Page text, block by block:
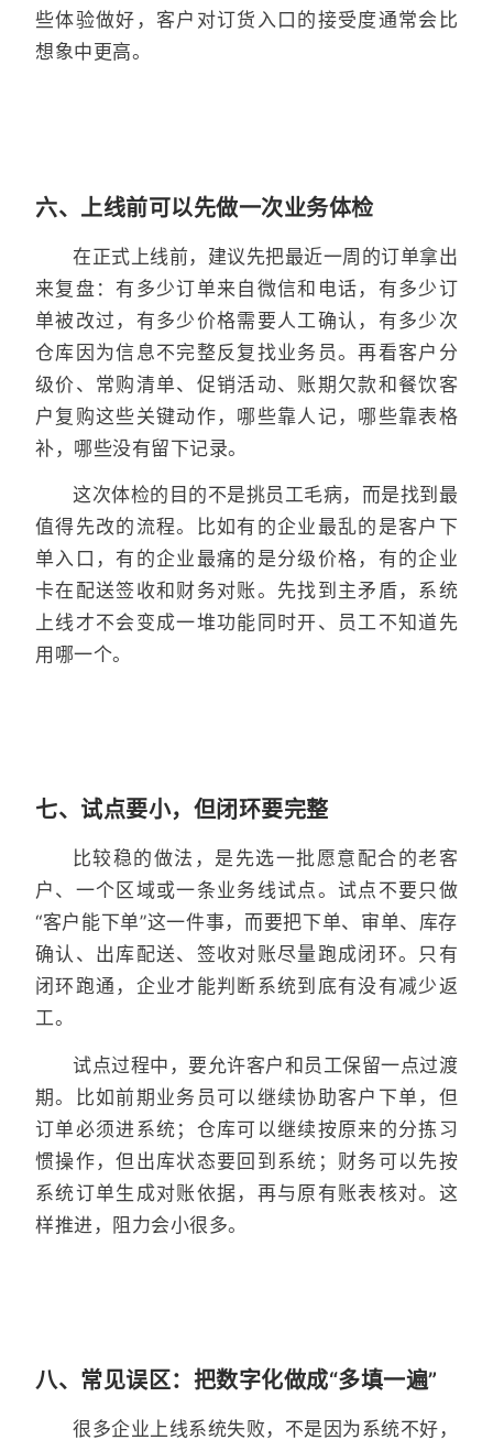
些体验做好，客户对订货入口的接受度通常会比
想象中更高。
六、上线前可以先做一次业务体检
在正式上线前，建议先把最近一周的订单拿出
来复盘：有多少订单来自微信和电话，有多少订
单被改过，有多少价格需要人工确认，有多少次
仓库因为信息不完整反复找业务员。再看客户分
级价、常购清单、促销活动、账期欠款和餐饮客
户复购这些关键动作，哪些靠人记，哪些靠表格
补，哪些没有留下记录。
这次体检的目的不是挑员工毛病，而是找到最
值得先改的流程。比如有的企业最乱的是客户下
单入口，有的企业最痛的是分级价格，有的企业
卡在配送签收和财务对账。先找到主矛盾，系统
上线才不会变成一堆功能同时开、员工不知道先
用哪一个。
七、试点要小，但闭环要完整
比较稳的做法，是先选一批愿意配合的老客
户、一个区域或一条业务线试点。试点不要只做
“客户能下单”这一件事，而要把下单、审单、库存
确认、出库配送、签收对账尽量跑成闭环。只有
闭环跑通，企业才能判断系统到底有没有减少返
工。
试点过程中，要允许客户和员工保留一点过渡
期。比如前期业务员可以继续协助客户下单，但
订单必须进系统；仓库可以继续按原来的分拣习
惯操作，但出库状态要回到系统；财务可以先按
系统订单生成对账依据，再与原有账表核对。这
样推进，阻力会小很多。
八、常见误区：把数字化做成“多填一遍”
很多企业上线系统失败，不是因为系统不好，